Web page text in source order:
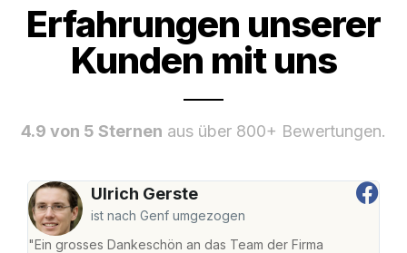
Erfahrungen unserer
Kunden mit uns
4.9 von 5 Sternen aus über 800+ Bewertungen.
Ulrich Gerste
ist nach Genf umgezogen
"Ein grosses Dankeschön an das Team der Firma